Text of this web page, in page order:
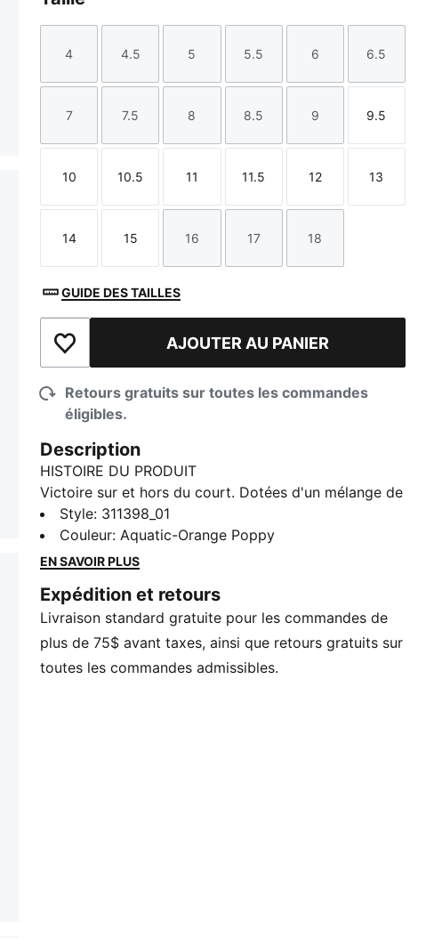
Taille
4
Taille
4.5
Taille
5
Taille
5.5
Taille
6
Taille
6.5
Taille
7
Taille
7.5
Taille
8
Taille
8.5
Taille
9
Taille
9.5
Taille
10
Taille
10.5
Taille
11
Taille
11.5
Taille
12
Taille
13
Taille
14
Taille
15
Taille
16
Taille
17
Taille
18
GUIDE DES TAILLES
Ajouter à la liste de souhaits
AJOUTER AU PANIER
Retours gratuits sur toutes les commandes
éligibles.
Description
HISTOIRE DU PRODUIT
Victoire sur et hors du court. Dotées d'un mélange de
suède et de maille synthétiques, ces chaussures
mettent en valeur la culture automobile avec un look
rapide et une semelle en caoutchouc inspirée des 7
ajoute un avantage supplémentaire.
DÉTAILS
Style: 311398_01
Couleur:Aquatic-Orange Poppy
EN SAVOIR PLUS
Expédition et retours
Livraison standard gratuite pour les commandes de
plus de 75$ avant taxes, ainsi que retours gratuits sur
toutes les commandes admissibles.